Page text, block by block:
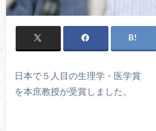
日本で５人目の生理学・医学賞
を本庶教授が受賞しました。